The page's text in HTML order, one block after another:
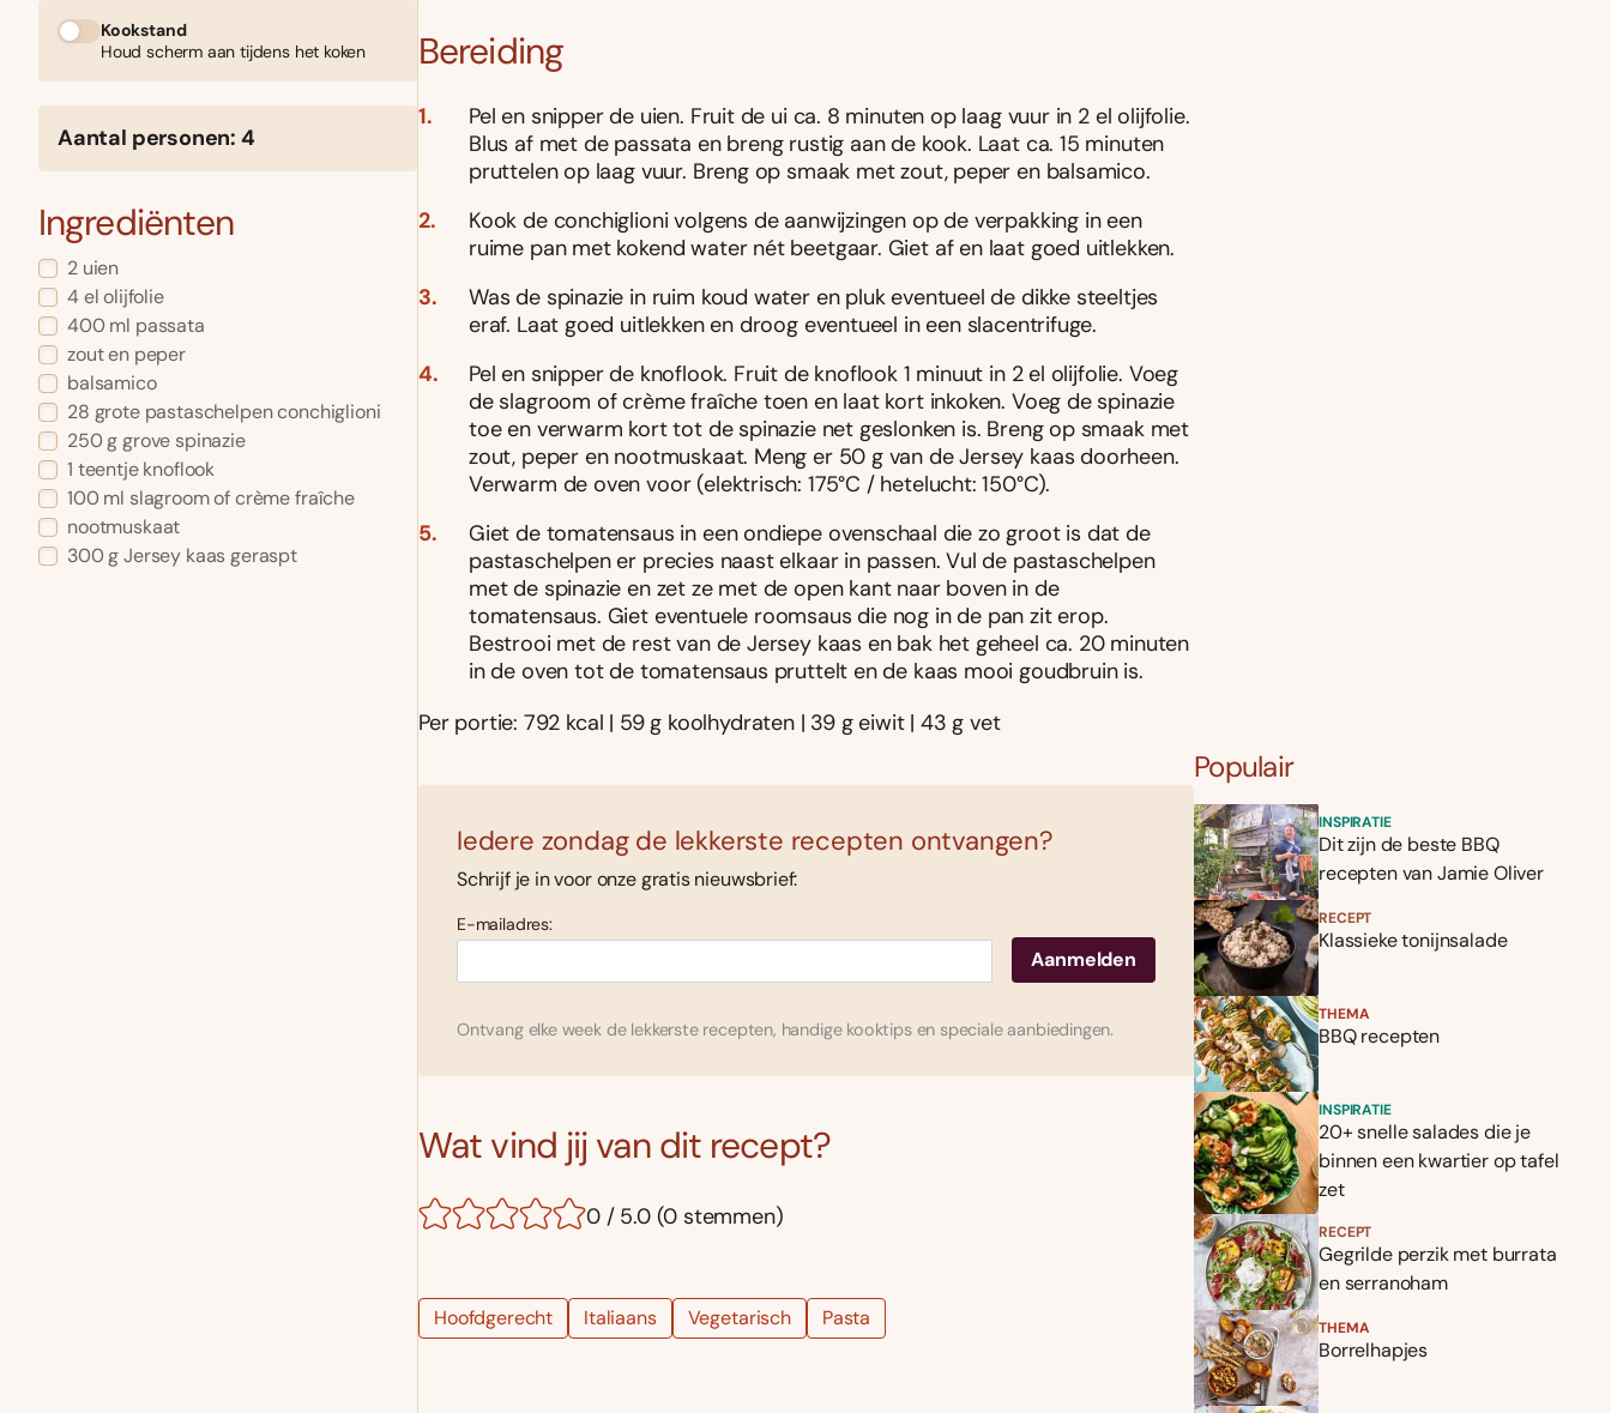
Kookstand
Houd scherm aan tijdens het koken
Aantal personen: 4
Ingrediënten
2 uien
4 el olijfolie
400 ml passata
zout en peper
balsamico
28 grote pastaschelpen conchiglioni
250 g grove spinazie
1 teentje knoflook
100 ml slagroom of crème fraîche
nootmuskaat
300 g Jersey kaas geraspt
Bereiding
Pel en snipper de uien. Fruit de ui ca. 8 minuten op laag vuur in 2 el olijfolie.
Blus af met de passata en breng rustig aan de kook. Laat ca. 15 minuten
pruttelen op laag vuur. Breng op smaak met zout, peper en balsamico.
Kook de conchiglioni volgens de aanwijzingen op de verpakking in een
ruime pan met kokend water nét beetgaar. Giet af en laat goed uitlekken.
Was de spinazie in ruim koud water en pluk eventueel de dikke steeltjes
eraf. Laat goed uitlekken en droog eventueel in een slacentrifuge.
Pel en snipper de knoflook. Fruit de knoflook 1 minuut in 2 el olijfolie. Voeg
de slagroom of crème fraîche toen en laat kort inkoken. Voeg de spinazie
toe en verwarm kort tot de spinazie net geslonken is. Breng op smaak met
zout, peper en nootmuskaat. Meng er 50 g van de Jersey kaas doorheen.
Verwarm de oven voor (elektrisch: 175°C / hetelucht: 150°C).
Giet de tomatensaus in een ondiepe ovenschaal die zo groot is dat de
pastaschelpen er precies naast elkaar in passen. Vul de pastaschelpen
met de spinazie en zet ze met de open kant naar boven in de
tomatensaus. Giet eventuele roomsaus die nog in de pan zit erop.
Bestrooi met de rest van de Jersey kaas en bak het geheel ca. 20 minuten
in de oven tot de tomatensaus pruttelt en de kaas mooi goudbruin is.
Per portie: 792 kcal | 59 g koolhydraten | 39 g eiwit | 43 g vet
Iedere zondag de lekkerste recepten ontvangen?
Schrijf je in voor onze gratis nieuwsbrief:
E-mailadres:
Ontvang elke week de lekkerste recepten, handige kooktips en speciale aanbiedingen.
Wat vind jij van dit recept?
0 / 5.0 (0 stemmen)
Hoofdgerecht Italiaans Vegetarisch Pasta
Populair
INSPIRATIE
Dit zijn de beste BBQ
recepten van Jamie Oliver
RECEPT
Klassieke tonijnsalade
THEMA
BBQ recepten
INSPIRATIE
20+ snelle salades die je
binnen een kwartier op tafel
zet
RECEPT
Gegrilde perzik met burrata
en serranoham
THEMA
Borrelhapjes